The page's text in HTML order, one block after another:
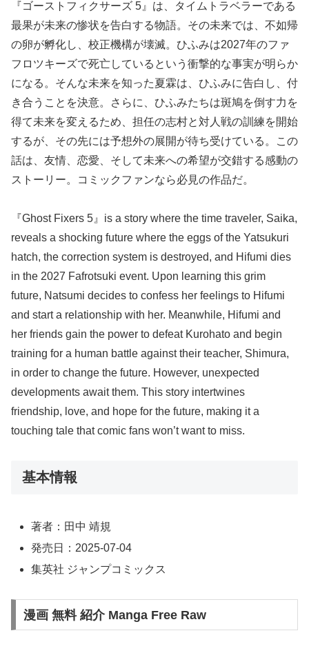
『ゴーストフィクサーズ 5』は、タイムトラベラーである
最果が未来の惨状を告白する物語。その未来では、不如帰
の卵が孵化し、校正機構が壊滅。ひふみは2027年のファ
フロツキーズで死亡しているという衝撃的な事実が明らか
になる。そんな未来を知った夏霖は、ひふみに告白し、付
き合うことを決意。さらに、ひふみたちは斑鳩を倒す力を
得て未来を変えるため、担任の志村と対人戦の訓練を開始
するが、その先には予想外の展開が待ち受けている。この
話は、友情、恋愛、そして未来への希望が交錯する感動の
ストーリー。コミックファンなら必見の作品だ。
『Ghost Fixers 5』is a story where the time traveler, Saika,
reveals a shocking future where the eggs of the Yatsukuri
hatch, the correction system is destroyed, and Hifumi dies
in the 2027 Fafrotsuki event. Upon learning this grim
future, Natsumi decides to confess her feelings to Hifumi
and start a relationship with her. Meanwhile, Hifumi and
her friends gain the power to defeat Kurohato and begin
training for a human battle against their teacher, Shimura,
in order to change the future. However, unexpected
developments await them. This story intertwines
friendship, love, and hope for the future, making it a
touching tale that comic fans won’t want to miss.
基本情報
著者：田中 靖規
発売日：2025-07-04
集英社 ジャンプコミックス
漫画 無料 紹介 Manga Free Raw